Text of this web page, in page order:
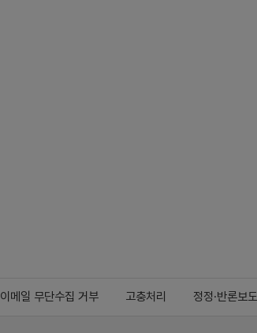
이메일 무단수집 거부 고충처리 정정·반론보도